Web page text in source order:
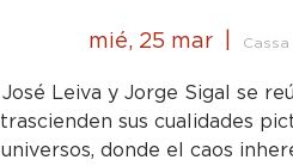
mié, 25 mar
  |
José Leiva y Jorge Sigal se
trascienden sus cualidades
universos, donde el caos